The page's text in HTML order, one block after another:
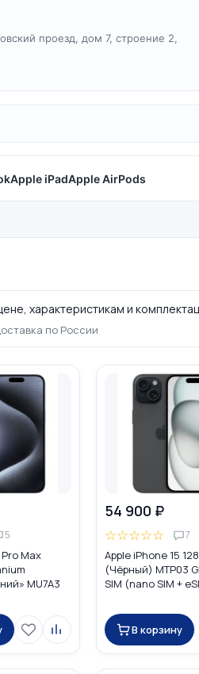
проезд, дом 7, строение 2,
Apple iPadApple AirPods
характеристикам и
по России
5
Max
MU7A3
54 900 ₽
☆☆☆☆☆ 7
Apple iPhone 15
(Чёрный) MTP03
SIM (nano SIM +
В корзину